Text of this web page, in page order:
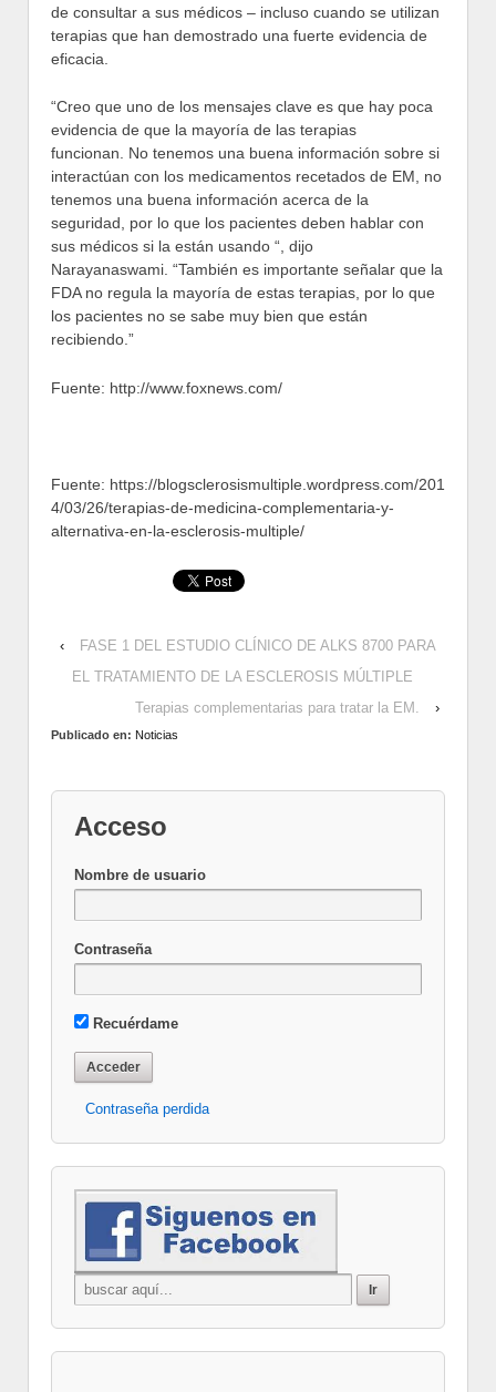
de consultar a sus médicos – incluso cuando se utilizan
terapias que han demostrado una fuerte evidencia de
eficacia.
“Creo que uno de los mensajes clave es que hay poca
evidencia de que la mayoría de las terapias
funcionan. No tenemos una buena información sobre si
interactúan con los medicamentos recetados de EM, no
tenemos una buena información acerca de la
seguridad, por lo que los pacientes deben hablar con
sus médicos si la están usando “, dijo
Narayanaswami. “También es importante señalar que la
FDA no regula la mayoría de estas terapias, por lo que
los pacientes no se sabe muy bien que están
recibiendo.”
Fuente: http://www.foxnews.com/
Fuente: https://blogsclerosismultiple.wordpress.com/201
4/03/26/terapias-de-medicina-complementaria-y-
alternativa-en-la-esclerosis-multiple/
‹
FASE 1 DEL ESTUDIO CLÍNICO DE ALKS 8700 PARA
EL TRATAMIENTO DE LA ESCLEROSIS MÚLTIPLE
Terapias complementarias para tratar la EM.
›
Publicado en: Noticias
Acceso
Nombre de usuario
Contraseña
Recuérdame
Contraseña perdida